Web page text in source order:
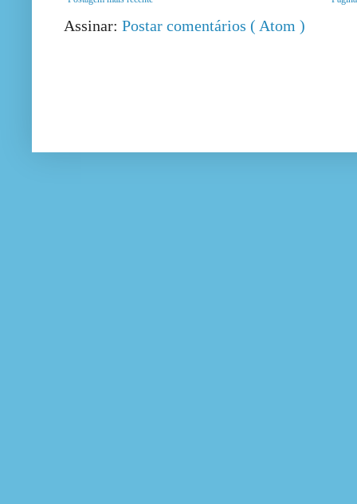
Assinar: Postar comentários ( Atom )